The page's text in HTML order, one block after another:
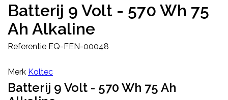
Batterij 9 Volt - 570 Wh 75
Ah Alkaline
Referentie EQ-FEN-00048
Merk Koltec
Batterij 9 Volt - 570 Wh 75 Ah